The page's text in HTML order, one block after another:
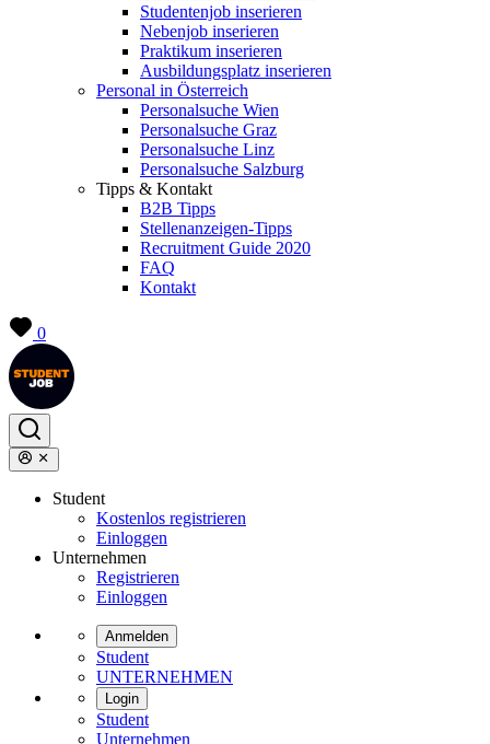
Studentenjob inserieren
Nebenjob inserieren
Praktikum inserieren
Ausbildungsplatz inserieren
Personal in Österreich
Personalsuche Wien
Personalsuche Graz
Personalsuche Linz
Personalsuche Salzburg
Tipps & Kontakt
B2B Tipps
Stellenanzeigen-Tipps
Recruitment Guide 2020
FAQ
Kontakt
0
Student
Kostenlos registrieren
Einloggen
Unternehmen
Registrieren
Einloggen
Anmelden
Student
UNTERNEHMEN
Login
Student
Unternehmen